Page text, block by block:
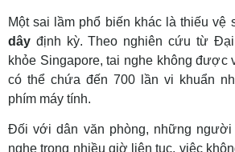
Một sai lầm phổ biến khác là thiếu vệ
dây định kỳ. Theo nghiên cứu từ
khỏe Singapore, tai nghe không được
có thể chứa đến 700 lần vi khuẩn
phím máy tính.
Đối với dân văn phòng, những
nghe trong nhiều giờ liên tục, việc